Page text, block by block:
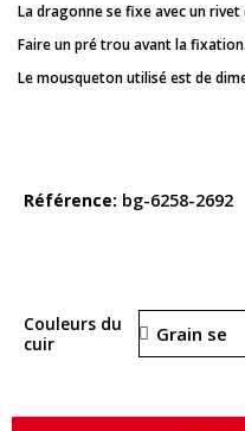
La dragonne se fixe avec un
Faire un pré trou avant la fixation.
Le mousqueton utilisé est de
Référence bg-6258-2692
Couleurs du
cuir